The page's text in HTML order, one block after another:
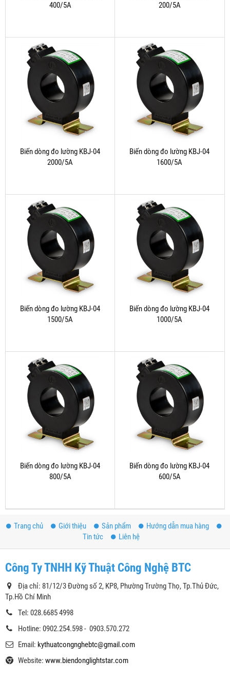
400/5A
200/5A
Biến dòng đo lường KBJ-04
2000/5A
Biến dòng đo lường KBJ-04
1600/5A
Biến dòng đo lường KBJ-04
1500/5A
Biến dòng đo lường KBJ-04
1000/5A
Biến dòng đo lường KBJ-04
800/5A
Biến dòng đo lường KBJ-04
600/5A
Trang chủ Giới thiệu Sản phẩm
Hướng dẫn mua hàng
Tin tức
Liên hệ
Công Ty TNHH Kỹ Thuật Công Nghệ BTC
Địa chỉ: 81/12/3 Đường số 2, KP8, Phường Trường Thọ, Tp.Thủ Đức,
Tp.Hồ Chí Minh
Tel: 028.6685 4998
Hotline: 0902.254.598 - 0903.570.272
Email: kythuatcongnghebtc@gmail.com
Website: www.biendonglightstar.com